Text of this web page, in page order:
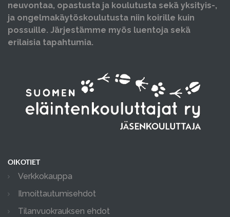
neuvontaa, opastusta ja koulutusta sekä yksityis-,
ja ongelmakäytöskoulutusta niin koirille kuin
possuille. Järjestämme myös luentoja sekä
erilaisia tapahtumia.
OIKOTIET
Verkkokauppa
Ilmoittautumisehdot
Tilanvuokrauksen ehdot